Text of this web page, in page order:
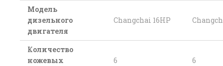
Модель
дизельного
двигателя
Changchai 16HP
Количество
ножевых
6 6